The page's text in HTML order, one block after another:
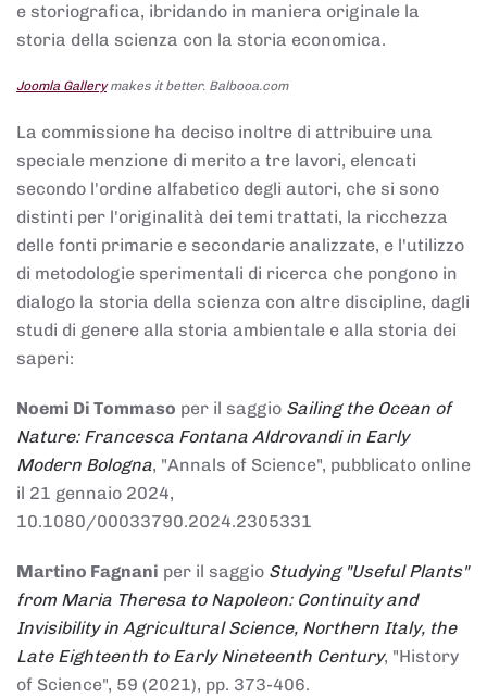
e storiografica, ibridando in maniera originale la
storia della scienza con la storia economica.
Joomla Gallerymakes it better. Balbooa.com
La commissione ha deciso inoltre di attribuire una
speciale menzione di merito a tre lavori, elencati
secondo l'ordine alfabetico degli autori, che si sono
distinti per l'originalità dei temi trattati, la ricchezza
delle fonti primarie e secondarie analizzate, e l'utilizzo
di metodologie sperimentali di ricerca che pongono in
dialogo la storia della scienza con altre discipline, dagli
studi di genere alla storia ambientale e alla storia dei
saperi:
Noemi Di Tommaso per il saggio Sailing the Ocean of
Nature: Francesca Fontana Aldrovandi in Early
Modern Bologna, "Annals of Science", pubblicato online
il 21 gennaio 2024,
10.1080/00033790.2024.2305331
Martino Fagnani per il saggio Studying "Useful Plants"
from Maria Theresa to Napoleon: Continuity and
Invisibility in Agricultural Science, Northern Italy, the
Late Eighteenth to Early Nineteenth Century, "History
of Science", 59 (2021), pp. 373-406.